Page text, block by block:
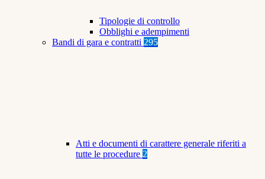
Tipologie di controllo
Obblighi e adempimenti
Bandi di gara e contratti 295
Atti e documenti di carattere generale riferiti a
tutte le procedure 2